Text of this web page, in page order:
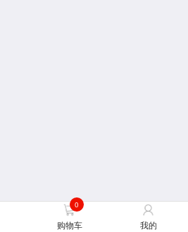
0
购物车 我的